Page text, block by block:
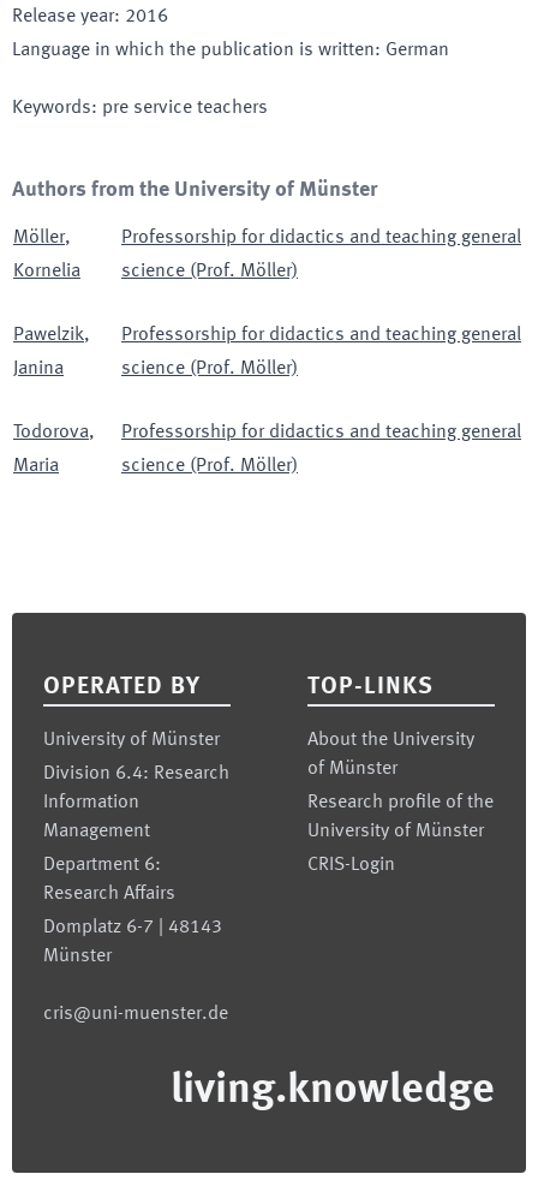
Release year: 2016
Language in which the publication is written: German
Keywords: pre service teachers
Authors from the University of Münster
Möller,
Kornelia
Professorship for didactics and teaching general
science (Prof. Möller)
Pawelzik,
Janina
Professorship for didactics and teaching general
science (Prof. Möller)
Todorova,
Maria
Professorship for didactics and teaching general
science (Prof. Möller)
OPERATED BY
University of Münster
Division 6.4: Research
Information
Management
Department 6:
Research Affairs
Domplatz 6-7 | 48143
Münster
cris@uni-muenster.de
TOP-LINKS
About the University
of Münster
Research profile of the
University of Münster
CRIS-Login
living.knowledge